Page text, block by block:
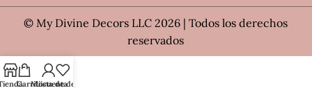
© My Divine Decors LLC 2026 | Todos los derechos
reservados
CarritoMi cuenta
Lista de deseos